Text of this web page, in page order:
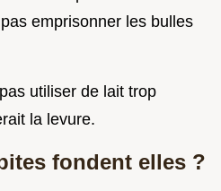
emprisonner les bulles
utiliser de lait trop
la levure.
fondent elles ?